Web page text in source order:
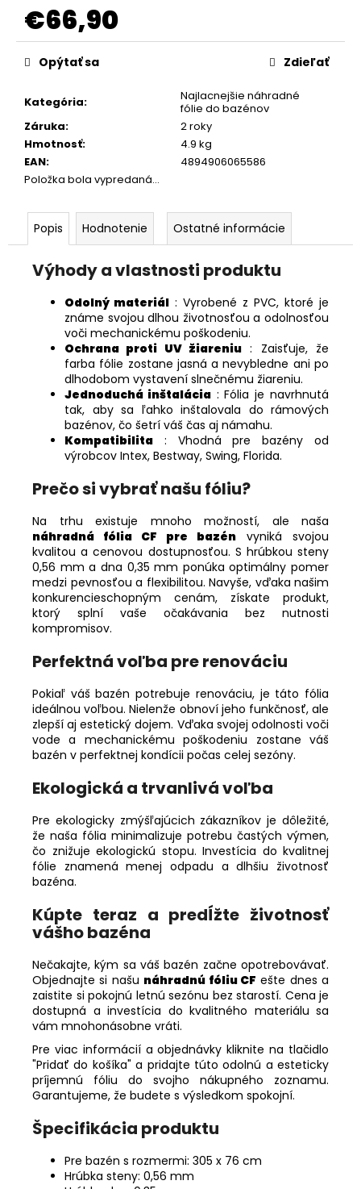
€66,90
Jednotková
cena:
Kategória:
Najlacnejšie náhradné
fólie do bazénov
Záruka:
2 roky
Hmotnosť:
4.9 kg
EAN:
4894906065586
Položka bola vypredaná…
Opýtať sa Zdieľať
Popis Hodnotenie Ostatné informácie
Výhody a vlastnosti produktu
Odolný materiál : Vyrobené z PVC, ktoré je
známe svojou dlhou životnosťou a odolnosťou
voči mechanickému poškodeniu.
Ochrana proti UV žiareniu : Zaisťuje, že
farba fólie zostane jasná a nevybledne ani po
dlhodobom vystavení slnečnému žiareniu.
Jednoduchá inštalácia: Fólia je navrhnutá
tak, aby sa ľahko inštalovala do rámových
bazénov, čo šetrí váš čas aj námahu.
Kompatibilita : Vhodná pre bazény od
výrobcov Intex, Bestway, Swing, Florida.
Prečo si vybrať našu fóliu?
Na trhu existuje mnoho možností, ale naša
náhradná fólia CF pre bazén vyniká svojou
kvalitou a cenovou dostupnosťou. S hrúbkou steny
0,56 mm a dna 0,35 mm ponúka optimálny pomer
medzi pevnosťou a flexibilitou. Navyše, vďaka našim
konkurencieschopným cenám, získate produkt,
ktorý splní vaše očakávania bez nutnosti
kompromisov.
Perfektná voľba pre renováciu
Pokiaľ váš bazén potrebuje renováciu, je táto fólia
ideálnou voľbou. Nielenže obnoví jeho funkčnosť, ale
zlepší aj estetický dojem. Vďaka svojej odolnosti voči
vode a mechanickému poškodeniu zostane váš
bazén v perfektnej kondícii počas celej sezóny.
Ekologická a trvanlivá voľba
Pre ekologicky zmýšľajúcich zákazníkov je dôležité,
že naša fólia minimalizuje potrebu častých výmen,
čo znižuje ekologickú stopu. Investícia do kvalitnej
fólie znamená menej odpadu a dlhšiu životnosť
bazéna.
Kúpte teraz a predĺžte životnosť
vášho bazéna
Nečakajte, kým sa váš bazén začne opotrebovávať.
Objednajte si našu náhradnú fóliu CF ešte dnes a
zaistite si pokojnú letnú sezónu bez starostí. Cena je
dostupná a investícia do kvalitného materiálu sa
vám mnohonásobne vráti.
Pre viac informácií a objednávky kliknite na tlačidlo
"Pridať do košíka" a pridajte túto odolnú a esteticky
príjemnú fóliu do svojho nákupného zoznamu.
Garantujeme, že budete s výsledkom spokojní.
Špecifikácia produktu
Pre bazén s rozmermi: 305 x 76 cm
Hrúbka steny: 0,56 mm